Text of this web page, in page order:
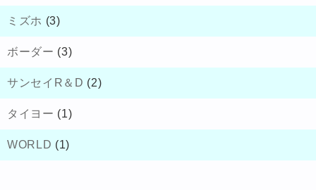
ミズホ (3)
ボーダー (3)
サンセイR＆D (2)
タイヨー (1)
WORLD (1)